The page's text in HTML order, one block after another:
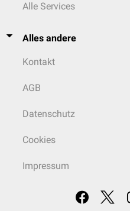
Alle Services
Alles andere
Kontakt
AGB
Datenschutz
Cookies
Impressum